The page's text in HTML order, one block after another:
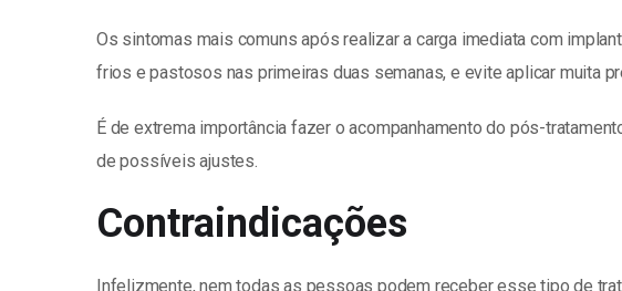
Os sintomas mais comuns após realizar a carga imediata com
frios e pastosos nas primeiras duas semanas, e evite aplicar muita
É de extrema importância fazer o acompanhamento do pós-
de possíveis ajustes.
Contraindicações
Infelizmente, nem todas as pessoas podem receber esse tipo de